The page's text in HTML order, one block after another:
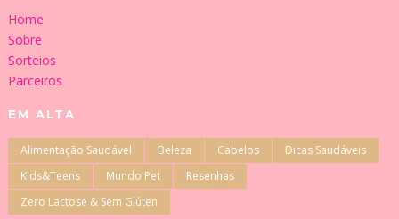
Home
Sobre
Sorteios
Parceiros
EM ALTA
Alimentação Saudável Beleza Cabelos
Dicas Saudáveis
Kids&Teens
Mundo Pet
Resenhas
Zero Lactose & Sem Glúten